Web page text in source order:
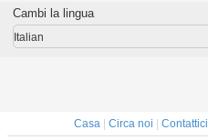
707-99-
NBR della
guarnizione del
cilindro
Cambi la lingua
Italian
Casa Circa noi Contattici